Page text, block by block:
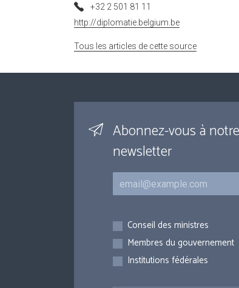
+32 2 501 81 11
http://diplomatie.belgium.be
Tous les articles de cette source
Abonnez-vous à notre
newsletter
Courriel
Inscriptions
Conseil des ministres
Membres du gouvernement
Institutions fédérales